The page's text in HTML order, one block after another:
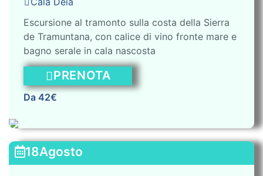
Escursione al tramonto sulla costa della Sierra
de Tramuntana, con calice di vino fronte mare e
bagno serale in cala nascosta
PRENOTA
Da 42€
18Agosto